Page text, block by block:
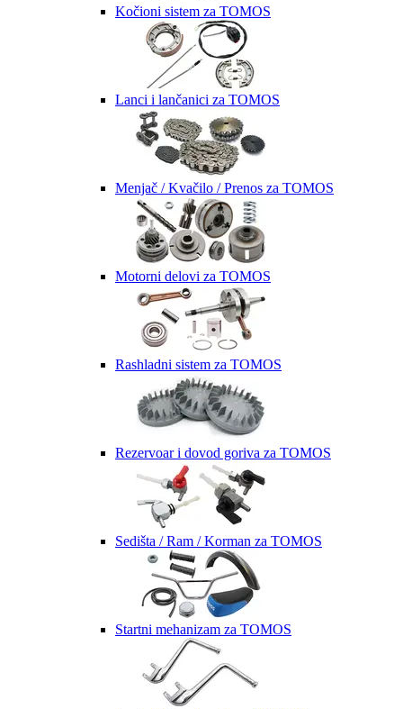
Kočioni sistem za TOMOS
Lanci i lančanici za TOMOS
Menjač / Kvačilo / Prenos za TOMOS
Motorni delovi za TOMOS
Rashladni sistem za TOMOS
Rezervoar i dovod goriva za TOMOS
Sedišta / Ram / Korman za TOMOS
Startni mehanizam za TOMOS